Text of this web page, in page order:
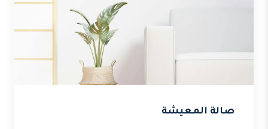
صالة المعيشة